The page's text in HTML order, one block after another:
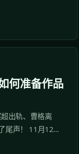
现的方式。...
何准备作品
出轨、曹格离
尾声！ 11月12月